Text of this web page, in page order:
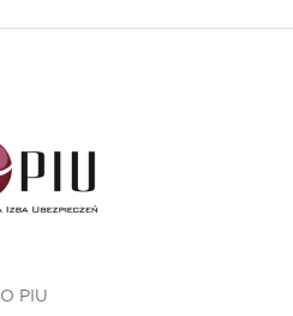
O PIU